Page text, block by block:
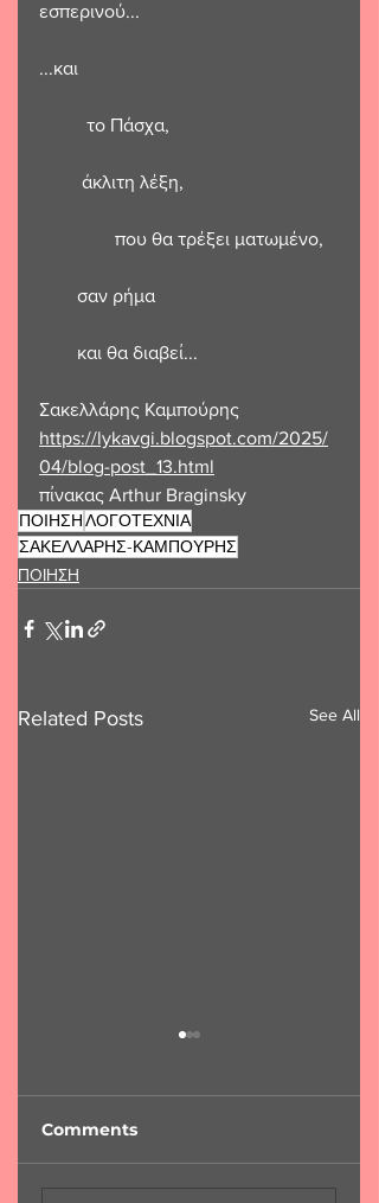
εσπερινού...
...και
          το Πάσχα,
         άκλιτη λέξη,
                που θα τρέξει ματωμένο,
        σαν ρήμα
        και θα διαβεί...
Σακελλάρης Καμπούρης
https://lykavgi.blogspot.com/2025/
04/blog-post_13.html
πίνακας Arthur Braginsky
ΠΟΙΗΣΗΛΟΓΟΤΕΧΝΙΑ
ΣΑΚΕΛΛΑΡΗΣ-ΚΑΜΠΟΥΡΗΣ
ΠΟΙΗΣΗ
Related Posts See All
Comments